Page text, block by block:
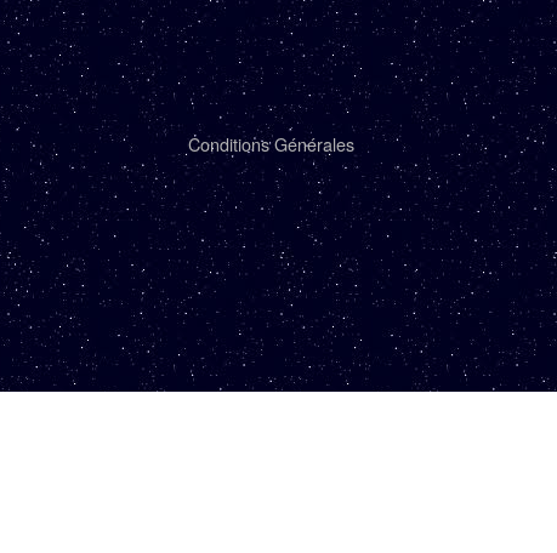
Conditions Générales